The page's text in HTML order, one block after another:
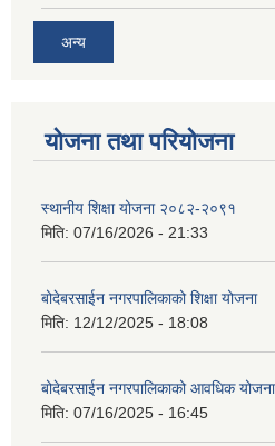
अन्य
योजना तथा परियोजना
स्थानीय शिक्षा योजना २०८२-२०९१
मिति: 07/16/2026 - 21:33
बोदेबरसाईन नगरपालिकाको शिक्षा योजना
मिति: 12/12/2025 - 18:08
बोदेबरसाईन नगरपालिकाको आवधिक
मिति: 07/16/2025 - 16:45